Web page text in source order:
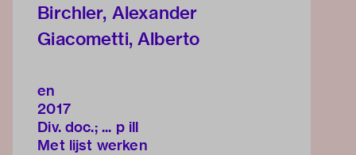
Birchler, Alexander
Giacometti, Alberto
en
2017
Div. doc.; ... p ill
Met lijst werken